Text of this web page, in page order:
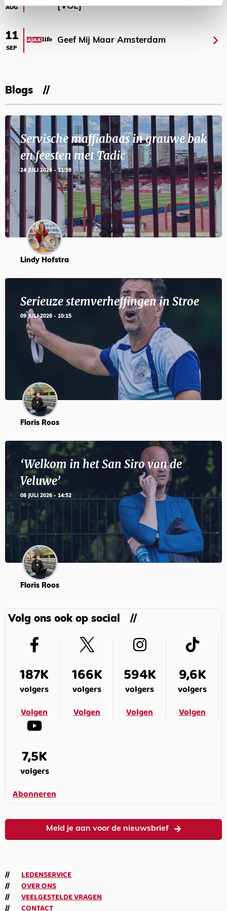
AUG
[VOL]
11
SEP
Geef Mij Maar Amsterdam
Blogs
Servische maffiabaas in grauwe bak
en feesten met Tadic
24 JULI 2026 - 11:59
Lindy Hofstra
Serieuze stemverheffingen in Stroe
09 JULI 2026 - 10:15
Floris Roos
‘Welkom in het San Siro van de
Veluwe’
08 JULI 2026 - 14:52
Floris Roos
Volg ons ook op social
187K
volgers
Volgen
166K
volgers
Volgen
594K
volgers
Volgen
9,6K
volgers
Volgen
7,5K
volgers
Abonneren
Meld je aan voor de nieuwsbrief
LEDENSERVICE
OVER ONS
VEELGESTELDE VRAGEN
CONTACT